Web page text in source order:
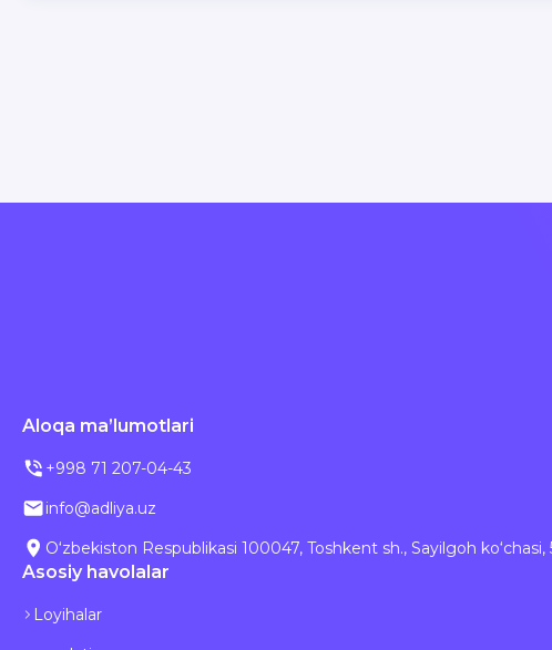
Aloqa ma’lumotlari
+998 71 207-04-43
info@adliya.uz
O‘zbekiston Respublikasi 100047, Toshkent sh., Sayilgoh ko‘chasi,
Asosiy havolalar
Loyihalar